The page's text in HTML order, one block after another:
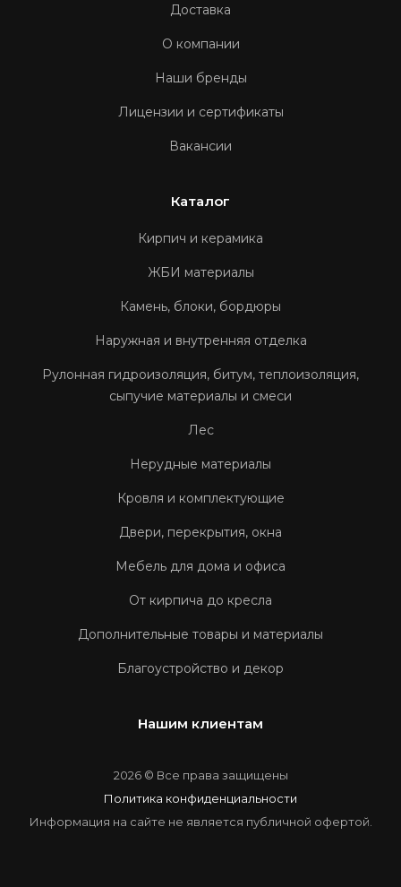
Доставка
О компании
Наши бренды
Лицензии и сертификаты
Вакансии
Каталог
Кирпич и керамика
ЖБИ материалы
Камень, блоки, бордюры
Наружная и внутренняя отделка
Рулонная гидроизоляция, битум, теплоизоляция,
сыпучие материалы и смеси
Лес
Нерудные материалы
Кровля и комплектующие
Двери, перекрытия, окна
Мебель для дома и офиса
От кирпича до кресла
Дополнительные товары и материалы
Благоустройство и декор
Нашим клиентам
2026 © Все права защищены
Политика конфиденциальности
Информация на сайте не является публичной офертой.